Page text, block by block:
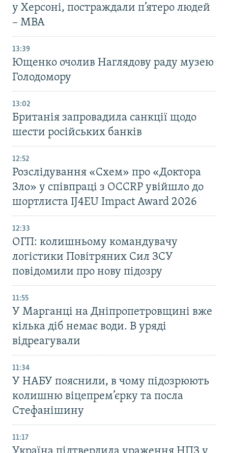
у Херсоні, постраждали п’ятеро людей
– МВА
13:39
Ющенко очолив Наглядову раду музею
Голодомору
13:02
Британія запровадила санкції щодо
шести російських банків
12:52
Розслідування «Схем» про «Доктора
Зло» у співпраці з OCCRP увійшло до
шортлиста IJ4EU Impact Award 2026
12:33
ОГП: колишньому командувачу
логістики Повітряних Сил ЗСУ
повідомили про нову підозру
11:55
У Марганці на Дніпропетровщині вже
кілька діб немає води. В уряді
відреагували
11:34
У НАБУ пояснили, в чому підозрюють
колишню віцепрем’єрку та посла
Стефанішину
11:17